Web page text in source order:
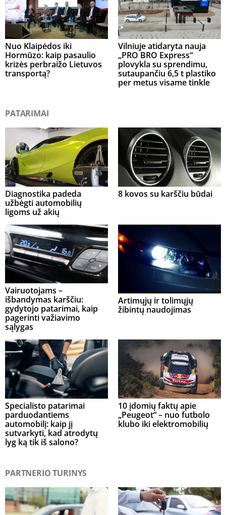
Nuo Klaipėdos iki
Hormūzo: kaip pasaulio
krizės perbraižo Lietuvos
transportą?
Vilniuje atidaryta nauja
„PRO BRO Express“
plovykla su sprendimu,
sutaupančiu 6,5 t plastiko
per metus visame tinkle
PATARIMAI
Diagnostika padeda
užbėgti automobilių
ligoms už akių
8 kovos su karščiu būdai
Vairuotojams –
išbandymas karščiu:
gydytojo patarimai, kaip
pagerinti važiavimo
sąlygas
Artimųjų ir tolimųjų
žibintų naudojimas
Specialisto patarimai
parduodantiems
automobilį: kaip jį
sutvarkyti, kad atrodytų
lyg ką tik iš salono?
10 įdomių faktų apie
„Peugeot“ – nuo futbolo
klubo iki elektromobilių
PARTNERIO TURINYS